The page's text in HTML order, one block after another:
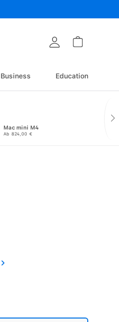
Business Education
Mac mini M4
Ab 824,00 €